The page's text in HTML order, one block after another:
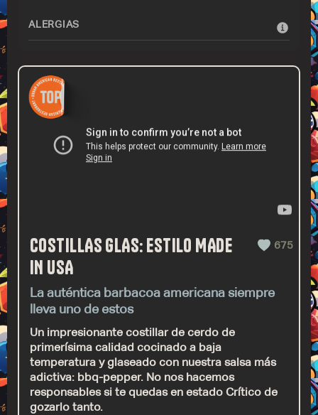
ALERGIAS
COSTILLAS GLAS: ESTILO MADE
IN USA
675
La auténtica barbacoa americana siempre
lleva uno de estos
Un impresionante costillar de cerdo de
primerísima calidad cocinado a baja
temperatura y glaseado con nuestra salsa más
adictiva: bbq-pepper. No nos hacemos
responsables si te quedas en estado Crítico de
gozarlo tanto.